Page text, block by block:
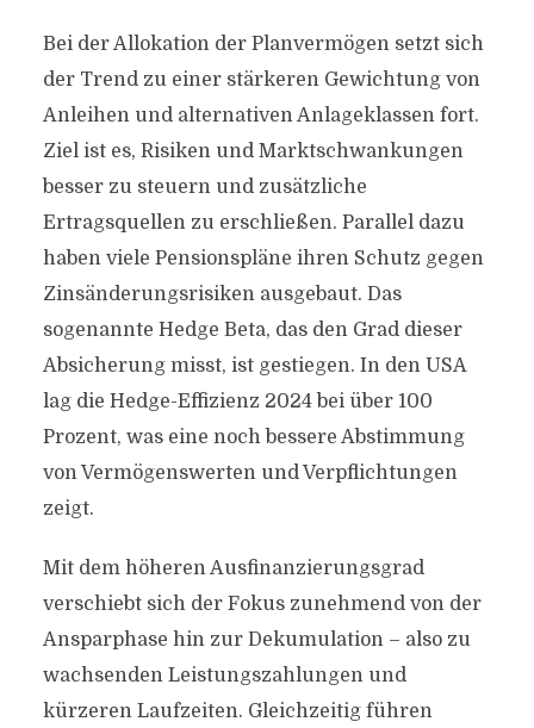
Bei der Allokation der Planvermögen setzt sich
der Trend zu einer stärkeren Gewichtung von
Anleihen und alternativen Anlageklassen fort.
Ziel ist es, Risiken und Marktschwankungen
besser zu steuern und zusätzliche
Ertragsquellen zu erschließen. Parallel dazu
haben viele Pensionspläne ihren Schutz gegen
Zinsänderungsrisiken ausgebaut. Das
sogenannte Hedge Beta, das den Grad dieser
Absicherung misst, ist gestiegen. In den USA
lag die Hedge-Effizienz 2024 bei über 100
Prozent, was eine noch bessere Abstimmung
von Vermögenswerten und Verpflichtungen
zeigt.
Mit dem höheren Ausfinanzierungsgrad
verschiebt sich der Fokus zunehmend von der
Ansparphase hin zur Dekumulation – also zu
wachsenden Leistungszahlungen und
kürzeren Laufzeiten. Gleichzeitig führen